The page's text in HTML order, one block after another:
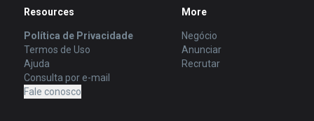
Resources
Política de Privacidade
Termos de Uso
Ajuda
Consulta por e-mail
Fale conosco
More
Negócio
Anunciar
Recrutar